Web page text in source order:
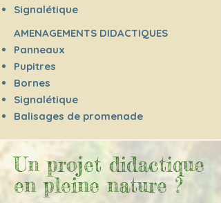
Signalétique
AMENAGEMENTS DIDACTIQUES
Panneaux
Pupitres
Bornes
Signalétique
Balisages de promenade
Un projet didactique
en pleine nature ?